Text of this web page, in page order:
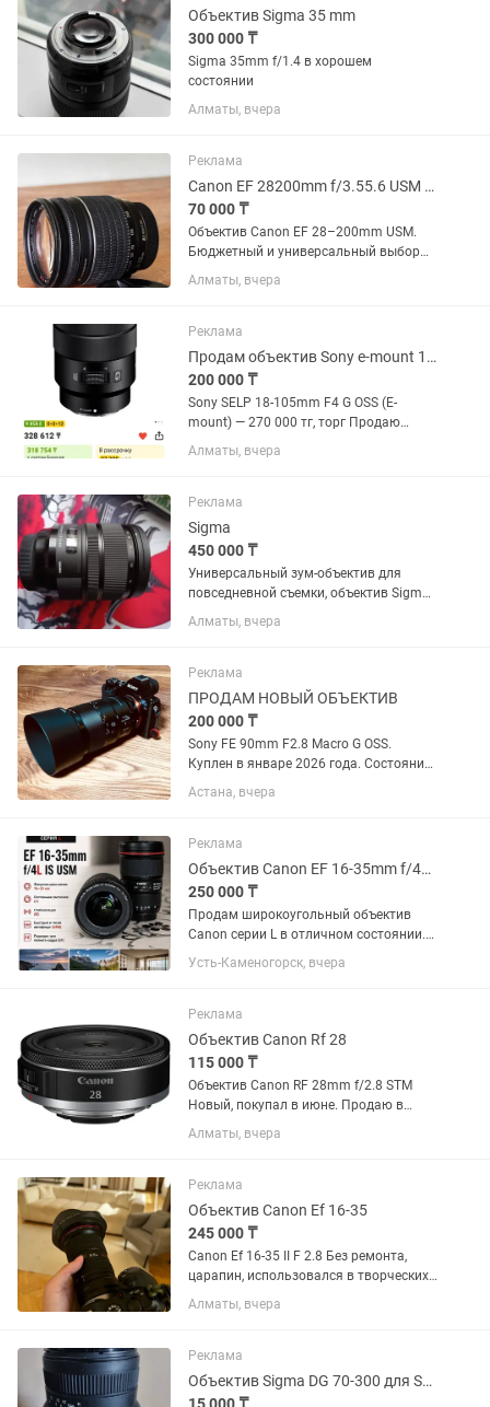
год.
Объектив Sigma 35 mm
300 000 ₸
Sigma 35mm f/1.4 в хорошем
состоянии
Алматы, вчера
Реклама
Canon EF 28200mm f/3.55.6 USM универсальный зум
70 000 ₸
Объектив Canon EF 28–200mm USM.
Бюджетный и универсальный выбор
для начинающих фотографов.
Отличный универсальный объектив
большой диапазон фокусных
расстояний: от...
Алматы, вчера
Реклама
Продам объектив Sony e-mount 18-105
200 000 ₸
Sony SELP 18-105mm F4 G OSS (E-
mount) — 270 000 тг, торг Продаю
универсальный объектив Sony 18–105
F4 G OSS. Отлично подходит для фото и
светосила F4 на всем диапазоне,...
Алматы, вчера
Реклама
Sigma
450 000 ₸
Универсальный зум-объектив для
повседневной съемки, объектив Sigma
24-70mm f/2.8 DG OS HSM с креплением
Canon EF охватывает полезный
широкоугольного до портретного,...
Алматы, вчера
Реклама
ПРОДАМ НОВЫЙ ОБЪЕКТИВ
200 000 ₸
Sony FE 90mm F2.8 Macro G OSS.
Куплен в январе 2026 года. Состояние
практически нового, без царапин и
потертостей. Полный комплект:
задняя крышки. Использовался...
Астана, вчера
Реклама
Объектив Canon EF 16-35mm f/4L IS USM
250 000 ₸
Продам широкоугольный объектив
Canon серии L в отличном состоянии.
Canon EF 16-35mm f/4L IS USM.
Отличное состояние, стекла чистые,
стабилизация работают идеально....
Усть-Каменогорск, вчера
Реклама
Объектив Canon Rf 28
115 000 ₸
Объектив Canon RF 28mm f/2.8 STM
Новый, покупал в июне. Продаю в
связи ненадобностью.
Алматы, вчера
Реклама
Объектив Canon Ef 16-35
245 000 ₸
Canon Ef 16-35 II F 2.8 Без ремонта,
царапин, использовался в творческих
целях, в банкетах не был. Состояние
10/10. Торг минимальный. Продаю так
Алматы, вчера
Реклама
Объектив Sigma DG 70-300 для Sony